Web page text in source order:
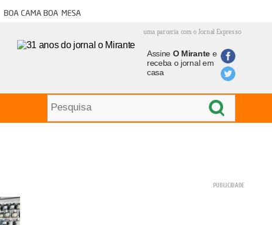
Boa cama boa mesa
uma parceria com o Jornal Expresso
Assine O Mirantee
receba o jornal em
casa